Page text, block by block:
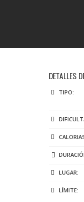
DETALLES
TIPO:
LUGAR:
LÍMITE: